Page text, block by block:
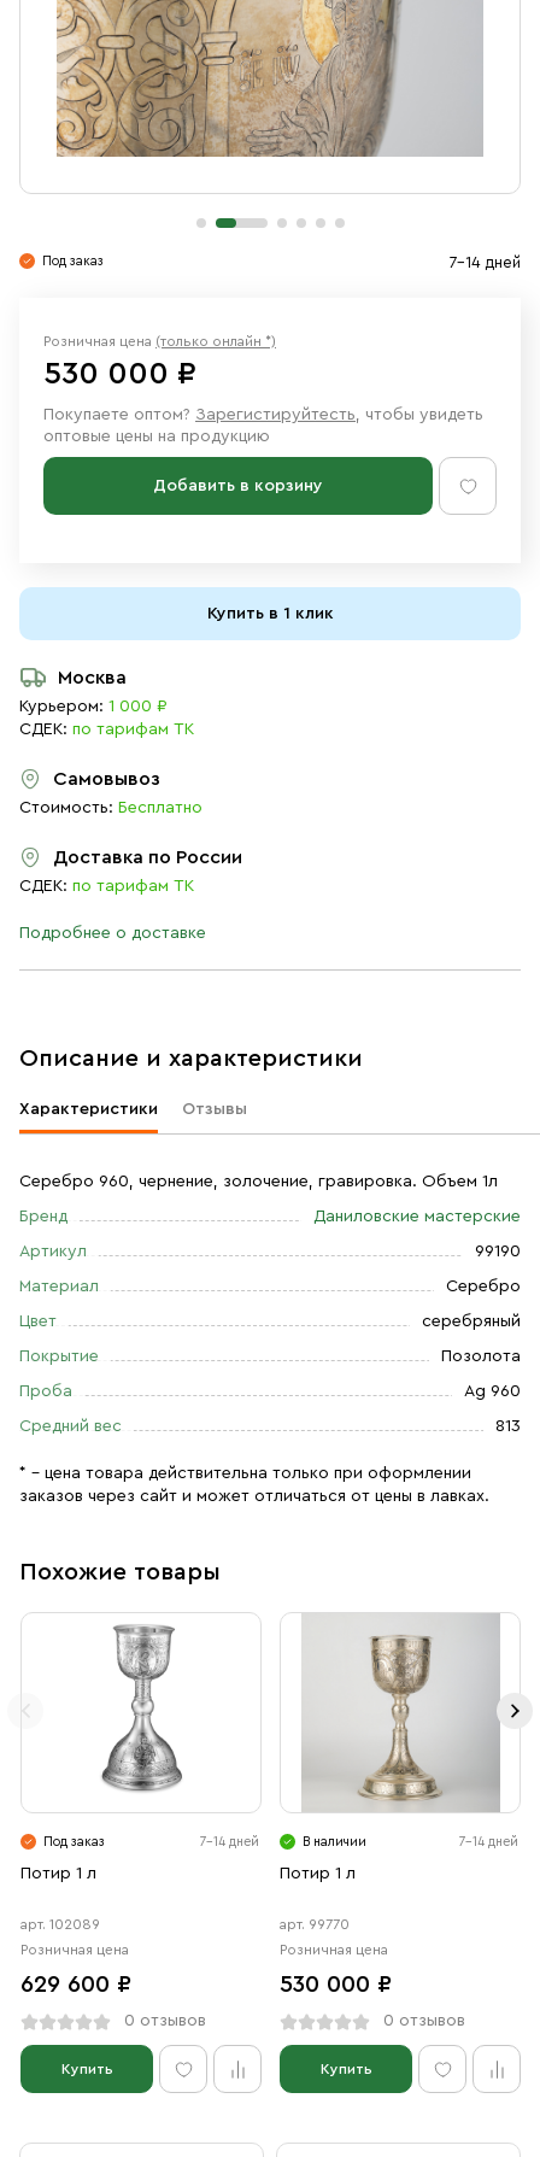
Свечи
Ювелирные изделия
Под заказ 7-14 дней
Розничная цена (только онлайн *)
530 000 ₽
Покупаете оптом? Зарегистируйтесть, чтобы увидеть
оптовые цены на продукцию
Добавить в корзину
Купить в 1 клик
Москва
Курьером: 1 000 ₽
СДЕК: по тарифам ТК
Самовывоз
Стоимость: Бесплатно
Доставка по России
СДЕК: по тарифам ТК
Подробнее о доставке
Описание и характеристики
Характеристики Отзывы
Серебро 960, чернение, золочение, гравировка. Объем 1л
Бренд Даниловские мастерские
Артикул 99190
Материал Серебро
Цвет серебряный
Покрытие Позолота
Проба Ag 960
Средний вес 813
* – цена товара действительна только при оформлении
заказов через сайт и может отличаться от цены в лавках.
Похожие товары
Под заказ 7-14 дней
Потир 1 л
арт. 102089
Розничная цена
629 600 ₽
0 отзывов
Купить
В наличии 7-14 дней
Потир 1 л
арт. 99770
Розничная цена
530 000 ₽
0 отзывов
Купить